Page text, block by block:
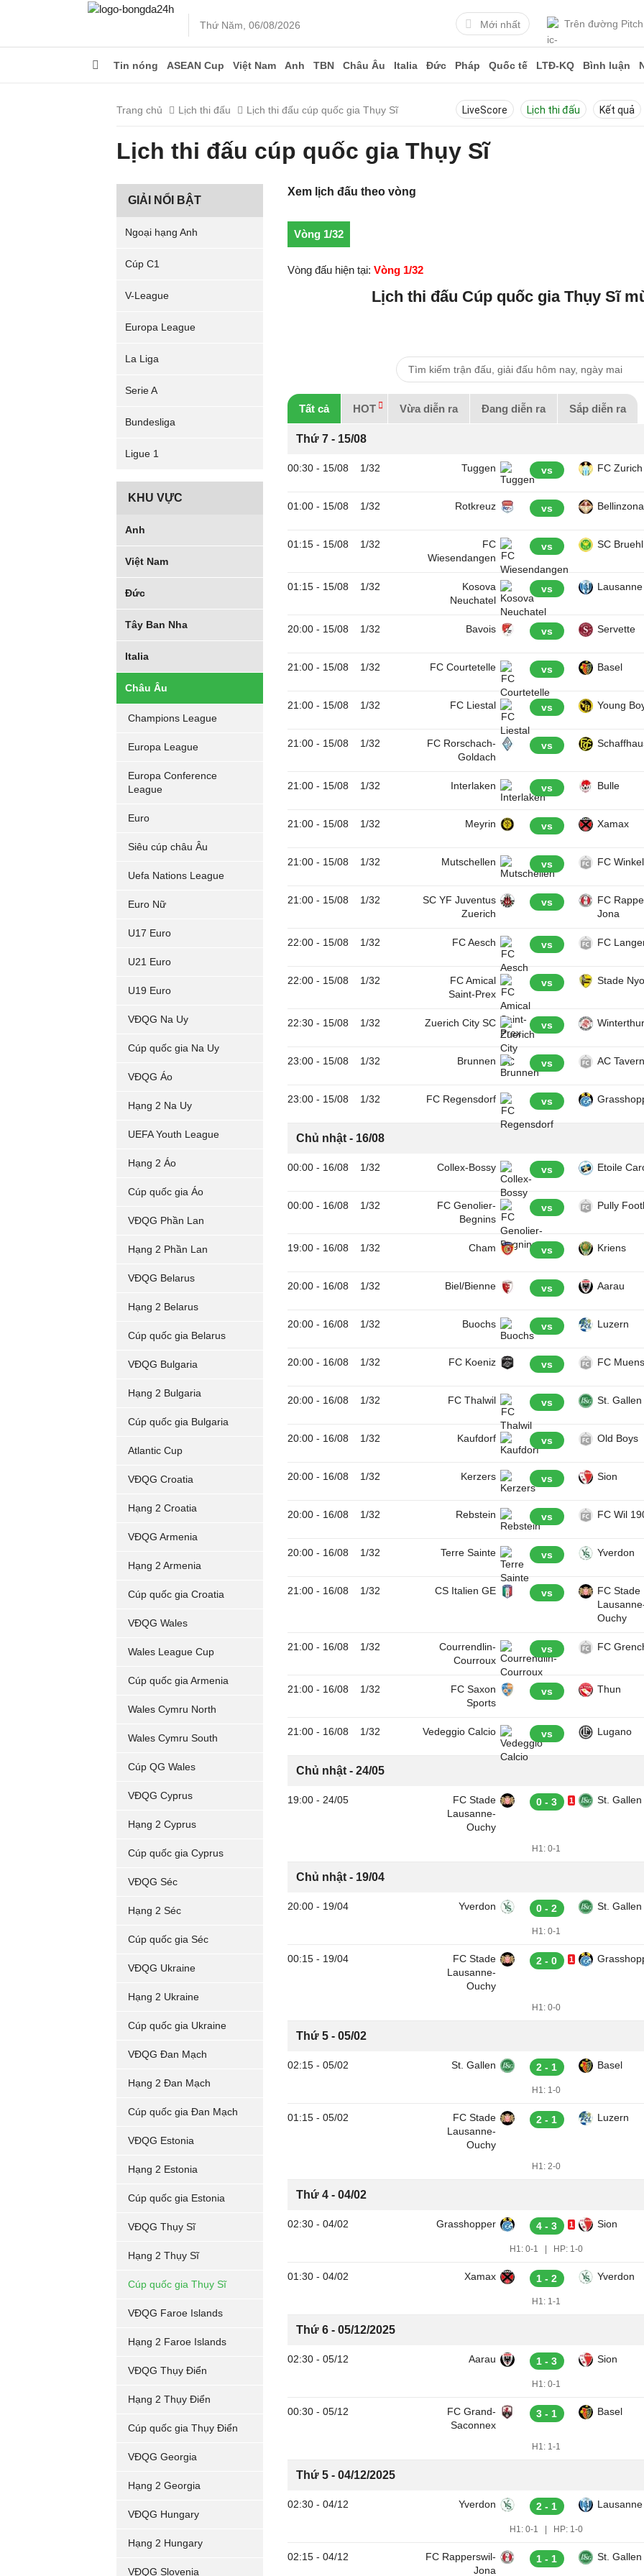
Thứ Năm, 06/08/2026 Mới nhất Trên đường Pitch
Tin nóng ASEAN Cup Việt Nam Anh TBN Châu Âu Italia Đức Pháp Quốc tế LTĐ-KQ Bình luận
Trang chủ Lịch thi đấu Lịch thi đấu cúp quốc gia Thụy Sĩ LiveScore Lịch thi đấu Kết quả
Lịch thi đấu cúp quốc gia Thụy Sĩ
GIẢI NỔI BẬT
Ngoại hạng Anh
Cúp C1
V-League
Europa League
La Liga
Serie A
Bundesliga
Ligue 1
KHU VỰC
Anh
Việt Nam
Đức
Tây Ban Nha
Italia
Châu Âu
Champions League
Europa League
Europa Conference
League
Euro
Siêu cúp châu Âu
Uefa Nations League
Euro Nữ
U17 Euro
U21 Euro
U19 Euro
VĐQG Na Uy
Cúp quốc gia Na Uy
VĐQG Áo
Hạng 2 Na Uy
UEFA Youth League
Hạng 2 Áo
Cúp quốc gia Áo
VĐQG Phần Lan
Hạng 2 Phần Lan
VĐQG Belarus
Hạng 2 Belarus
Cúp quốc gia Belarus
VĐQG Bulgaria
Hạng 2 Bulgaria
Cúp quốc gia Bulgaria
Atlantic Cup
VĐQG Croatia
Hạng 2 Croatia
VĐQG Armenia
Hạng 2 Armenia
Cúp quốc gia Croatia
VĐQG Wales
Wales League Cup
Cúp quốc gia Armenia
Wales Cymru North
Wales Cymru South
Cúp QG Wales
VĐQG Cyprus
Hạng 2 Cyprus
Cúp quốc gia Cyprus
VĐQG Séc
Hạng 2 Séc
Cúp quốc gia Séc
VĐQG Ukraine
Hạng 2 Ukraine
Cúp quốc gia Ukraine
VĐQG Đan Mạch
Hạng 2 Đan Mạch
Cúp quốc gia Đan Mạch
VĐQG Estonia
Hạng 2 Estonia
Cúp quốc gia Estonia
VĐQG Thụy Sĩ
Hạng 2 Thụy Sĩ
Cúp quốc gia Thụy Sĩ
VĐQG Faroe Islands
Hạng 2 Faroe Islands
VĐQG Thụy Điển
Hạng 2 Thụy Điển
Cúp quốc gia Thụy Điển
VĐQG Georgia
Hạng 2 Georgia
VĐQG Hungary
Hạng 2 Hungary
VĐQG Slovenia
Xem lịch đấu theo vòng
Vòng 1/32
Vòng đấu hiện tại: Vòng 1/32
Lịch thi đấu Cúp quốc gia Thụy Sĩ
Tất cả HOT Vừa diễn ra Đang diễn ra Sắp diễn ra
Thứ 7 - 15/08
00:30 - 15/08 1/32 Tuggen vs FC Zurich
01:00 - 15/08 1/32 Rotkreuz vs Bellinzona
01:15 - 15/08 1/32
FC
Wiesendangen
vs SC Bruehl
01:15 - 15/08 1/32
Kosova
Neuchatel
vs Lausanne
20:00 - 15/08 1/32 Bavois vs Servette
21:00 - 15/08 1/32 FC Courtetelle vs Basel
21:00 - 15/08 1/32 FC Liestal vs Young
21:00 - 15/08 1/32
FC Rorschach-
Goldach
vs
21:00 - 15/08 1/32 Interlaken vs Bulle
21:00 - 15/08 1/32 Meyrin vs Xamax
21:00 - 15/08 1/32 Mutschellen vs FC
21:00 - 15/08 1/32
SC YF Juventus
Zuerich
vs
FC
Jona
22:00 - 15/08 1/32 FC Aesch vs FC
22:00 - 15/08 1/32
FC Amical
Saint-Prex
vs Stade
22:30 - 15/08 1/32 Zuerich City SC vs Winterthur
23:00 - 15/08 1/32 Brunnen vs AC
23:00 - 15/08 1/32 FC Regensdorf vs
Chủ nhật - 16/08
00:00 - 16/08 1/32 Collex-Bossy vs Etoile
00:00 - 16/08 1/32
FC Genolier-
Begnins
vs Pully
19:00 - 16/08 1/32 Cham vs Kriens
20:00 - 16/08 1/32 Biel/Bienne vs Aarau
20:00 - 16/08 1/32 Buochs vs Luzern
20:00 - 16/08 1/32 FC Koeniz vs FC
20:00 - 16/08 1/32 FC Thalwil vs St. Gallen
20:00 - 16/08 1/32 Kaufdorf vs Old Boys
20:00 - 16/08 1/32 Kerzers vs Sion
20:00 - 16/08 1/32 Rebstein vs FC Wil
20:00 - 16/08 1/32 Terre Sainte vs Yverdon
21:00 - 16/08 1/32 CS Italien GE vs
FC Stade
Ouchy
21:00 - 16/08 1/32
Courrendlin-
Courroux
vs FC
21:00 - 16/08 1/32
FC Saxon
Sports
vs Thun
21:00 - 16/08 1/32 Vedeggio Calcio vs Lugano
Chủ nhật - 24/05
19:00 - 24/05
FC Stade
Lausanne-
Ouchy
0 - 3 St. Gallen
1
H1: 0-1
Chủ nhật - 19/04
20:00 - 19/04 Yverdon 0 - 2 St. Gallen
H1: 0-1
00:15 - 19/04
FC Stade
Lausanne-
Ouchy
2 - 0 1
H1: 0-0
Thứ 5 - 05/02
02:15 - 05/02 St. Gallen 2 - 1 Basel
H1: 1-0
01:15 - 05/02
FC Stade
Lausanne-
Ouchy
2 - 1 Luzern
H1: 2-0
Thứ 4 - 04/02
02:30 - 04/02 Grasshopper 4 - 3 Sion
1
H1: 0-1 HP: 1-0
01:30 - 04/02 Xamax 1 - 2 Yverdon
H1: 1-1
Thứ 6 - 05/12/2025
02:30 - 05/12 Aarau 1 - 3 Sion
H1: 0-1
00:30 - 05/12
FC Grand-
Saconnex
3 - 1 Basel
H1: 1-1
Thứ 5 - 04/12/2025
02:30 - 04/12 Yverdon 2 - 1 Lausanne
H1: 0-1 HP: 1-0
02:15 - 04/12
FC Rapperswil-
Jona
1 - 1 St. Gallen